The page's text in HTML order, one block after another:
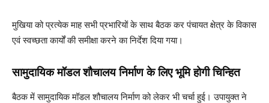
मुखिया को प्रत्येक माह सभी प्रभारियों के साथ बैठक कर पंचायत क्षेत्र के विकास
एवं स्वच्छता कार्यों की समीक्षा करने का निर्देश दिया गया।
सामुदायिक मॉडल शौचालय निर्माण के लिए भूमि होगी चिन्हित
बैठक में सामुदायिक मॉडल शौचालय निर्माण को लेकर भी चर्चा हुई। उपायुक्त ने